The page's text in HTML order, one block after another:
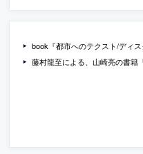
book『都市へのテクスト/ディスクールの地図
藤村龍至による、山崎亮の書籍『コミ